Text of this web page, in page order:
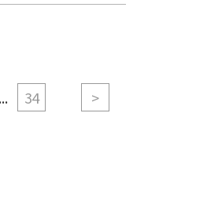
ムにて、岐阜県
の機会に、ぜひ
好き」というこ
ん苦手な方もい
... >
34